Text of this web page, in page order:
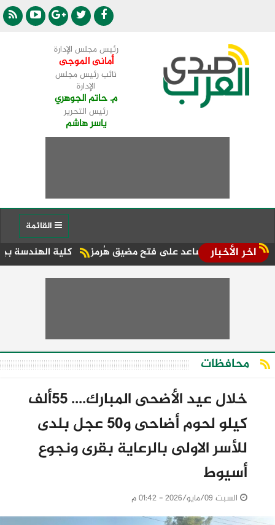
رئيس مجلس الإدارة
أمانى الموجى
نائب رئيس مجلس
الإدارة
م. حاتم الجوهري
رئيس التحرير
ياسر هاشم
اخر الأخبار كلية الهندسة بجامعة تساعد على فتح مضيق هُرمز
محافظات
خلال عيد الأضحى المبارك.... 55ألف
كيلو لحوم أضاحى و50 عجل بلدى
للأسر الاولى بالرعاية بقرى ونجوع
أسيوط
السبت 09/مايو/2026 - 01:42 م